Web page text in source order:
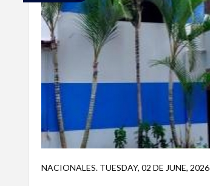
TRABAJOS
INVESTIGACIÓN
PROVINCIAS
DISTRITO
NACIONAL
DOMINGO
SANTIAGO
NACIONALES. TUESDAY, 02 DE JUNE, 2026